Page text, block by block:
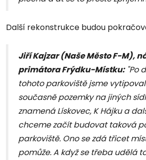
Další rekonstrukce budou
Jiří Kajzar (Naše Město F-M),
primátora Frýdku-Místku:"Po
tohoto parkoviště jsme
současně pozemky na jiných
znamená Lískovec, K Hájku a
chceme začít budovat taková
parkoviště. Ono se zdá třicet
pomůže. A když se třeba udělá